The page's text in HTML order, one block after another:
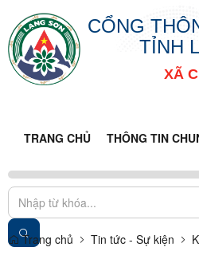
CỔNG
TỈNH
XÃ
TRANG CHỦ THÔNG TIN
Trang chủ Tin tức - Sự kiện